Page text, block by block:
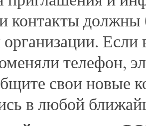
должны
организации.
телефон,
свои новые
в любой